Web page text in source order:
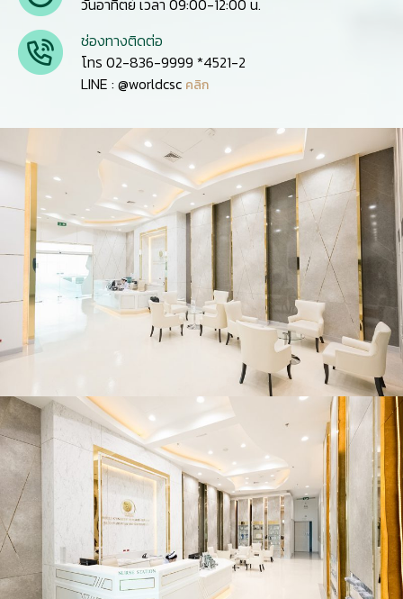
วันอาทิตย์ เวลา 09:00-12:00 น.
ช่องทางติดต่อ
โทร 02-836-9999 *4521-2
LINE : @worldcsc คลิก